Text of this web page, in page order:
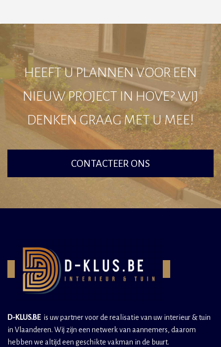
HEEFT U PLANNEN VOOR EEN
NIEUW PROJECT IN HOVE? WIJ
DENKEN GRAAG MET U MEE!
CONTACTEER ONS
D-KLUS.BEis uw partner voor de realisatie van uw interieur & tuin
in Vlaanderen. Wij zijn een netwerk van aannemers, daarom
hebben we altijd een geschikte vakman in de buurt.